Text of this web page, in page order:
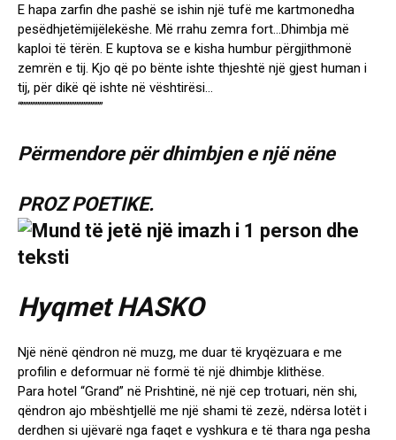
E hapa zarfin dhe pashë se ishin një tufë me kartmonedha
pesëdhjetëmijëlekëshe. Më rrahu zemra fort…Dhimbja më
kaploi të tërën. E kuptova se e kisha humbur përgjithmonë
zemrën e tij. Kjo që po bënte ishte thjeshtë një gjest human i
tij, për dikë që ishte në vështirësi…
“”””””””””””””””””””””””
Përmendore për dhimbjen e një nëne
PROZ POETIKE.
Hyqmet HASKO
Një nënë qëndron në muzg, me duar të kryqëzuara e me
profilin e deformuar në formë të një dhimbje klithëse.
Para hotel “Grand” në Prishtinë, në një cep trotuari, nën shi,
qëndron ajo mbështjellë me një shami të zezë, ndërsa lotët i
derdhen si ujëvarë nga faqet e vyshkura e të thara nga pesha